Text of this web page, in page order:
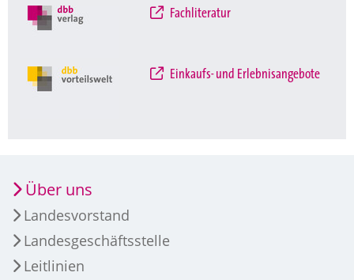
Fachliteratur
Einkaufs- und Erlebnisangebote
Über uns
Landesvorstand
Landesgeschäftsstelle
Leitlinien